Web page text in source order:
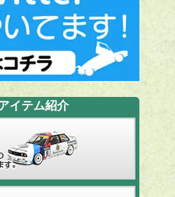
イテム紹介